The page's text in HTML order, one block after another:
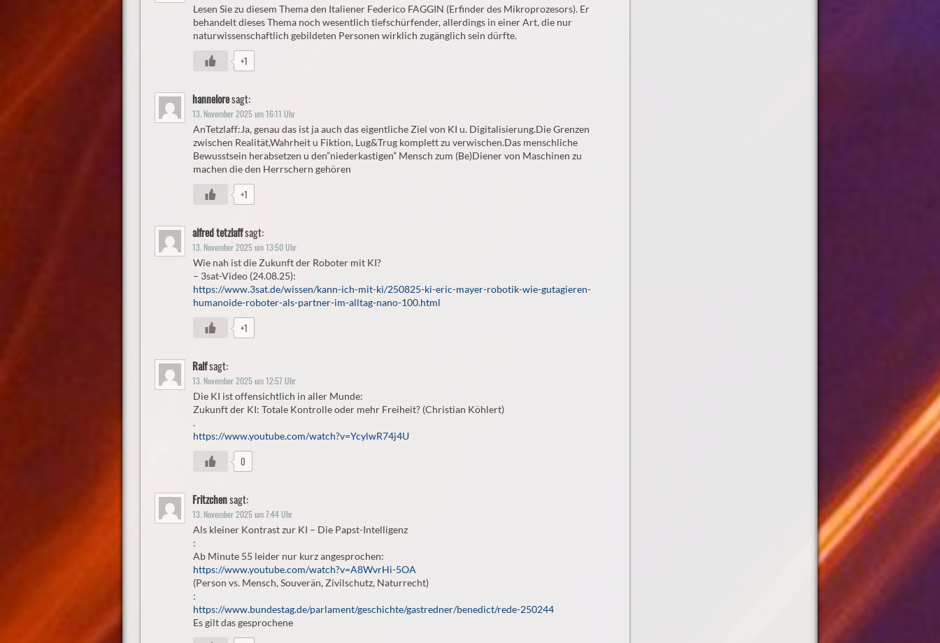
Lesen Sie zu diesem Thema den Italiener Federico FAGGIN (Erfinder des Mikroprozesors). Er
behandelt dieses Thema noch wesentlich tiefschürfender, allerdings in einer Art, die nur
naturwissenschaftlich gebildeten Personen wirklich zugänglich sein dürfte.
+1
hanneloresagt:
13. November 2025 um 16:11 Uhr
AnTetzlaff:Ja, genau das ist ja auch das eigentliche Ziel von KI u. Digitalisierung.Die Grenzen
zwischen Realität,Wahrheit u Fiktion, Lug&Trug komplett zu verwischen.Das menschliche
Bewusstsein herabsetzen u den”niederkastigen” Mensch zum (Be)Diener von Maschinen zu
machen die den Herrschern gehören
+1
alfred tetzlaffsagt:
13. November 2025 um 13:50 Uhr
Wie nah ist die Zukunft der Roboter mit KI?
– 3sat-Video (24.08.25):
https://www.3sat.de/wissen/kann-ich-mit-ki/250825-ki-eric-mayer-robotik-wie-gutagieren-
humanoide-roboter-als-partner-im-alltag-nano-100.html
+1
Ralfsagt:
13. November 2025 um 12:57 Uhr
Die KI ist offensichtlich in aller Munde:
Zukunft der KI: Totale Kontrolle oder mehr Freiheit? (Christian Köhlert)
.
https://www.youtube.com/watch?v=YcylwR74j4U
0
Fritzchensagt:
13. November 2025 um 7:44 Uhr
Als kleiner Kontrast zur KI – Die Papst-Intelligenz
:
Ab Minute 55 leider nur kurz angesprochen:
https://www.youtube.com/watch?v=A8WvrHi-5OA
(Person vs. Mensch, Souverän, Zivilschutz, Naturrecht)
:
https://www.bundestag.de/parlament/geschichte/gastredner/benedict/rede-250244
Es gilt das gesprochene